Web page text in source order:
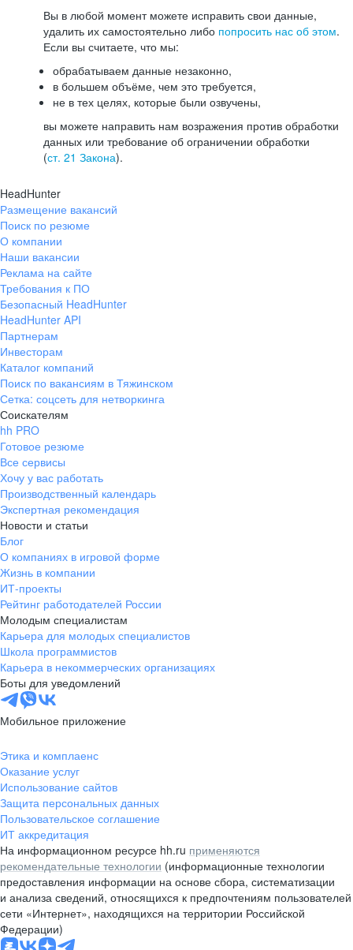
Вы в любой момент можете исправить свои данные,
удалить их самостоятельно либо попросить нас об этом.
Если вы считаете, что мы:
обрабатываем данные незаконно,
в большем объёме, чем это требуется,
не в тех целях, которые были озвучены,
вы можете направить нам возражения против обработки
данных или требование об ограничении обработки
(ст. 21 Закона).
HeadHunter
Размещение вакансий
Поиск по резюме
О компании
Наши вакансии
Реклама на сайте
Требования к ПО
Безопасный HeadHunter
HeadHunter API
Партнерам
Инвесторам
Каталог компаний
Поиск по вакансиям в Тяжинском
Сетка: соцсеть для нетворкинга
Соискателям
hh PRO
Готовое резюме
Все сервисы
Хочу у вас работать
Производственный календарь
Экспертная рекомендация
Новости и статьи
Блог
О компаниях в игровой форме
Жизнь в компании
ИТ-проекты
Рейтинг работодателей России
Молодым специалистам
Карьера для молодых специалистов
Школа программистов
Карьера в некоммерческих организациях
Боты для уведомлений
Мобильное приложение
Этика и комплаенс
Оказание услуг
Использование сайтов
Защита персональных данных
Пользовательское соглашение
ИТ аккредитация
На информационном ресурсе hh.ru применяются
рекомендательные технологии (информационные технологии
предоставления информации на основе сбора, систематизации
и анализа сведений, относящихся к предпочтениям пользователей
сети «Интернет», находящихся на территории Российской
Федерации)